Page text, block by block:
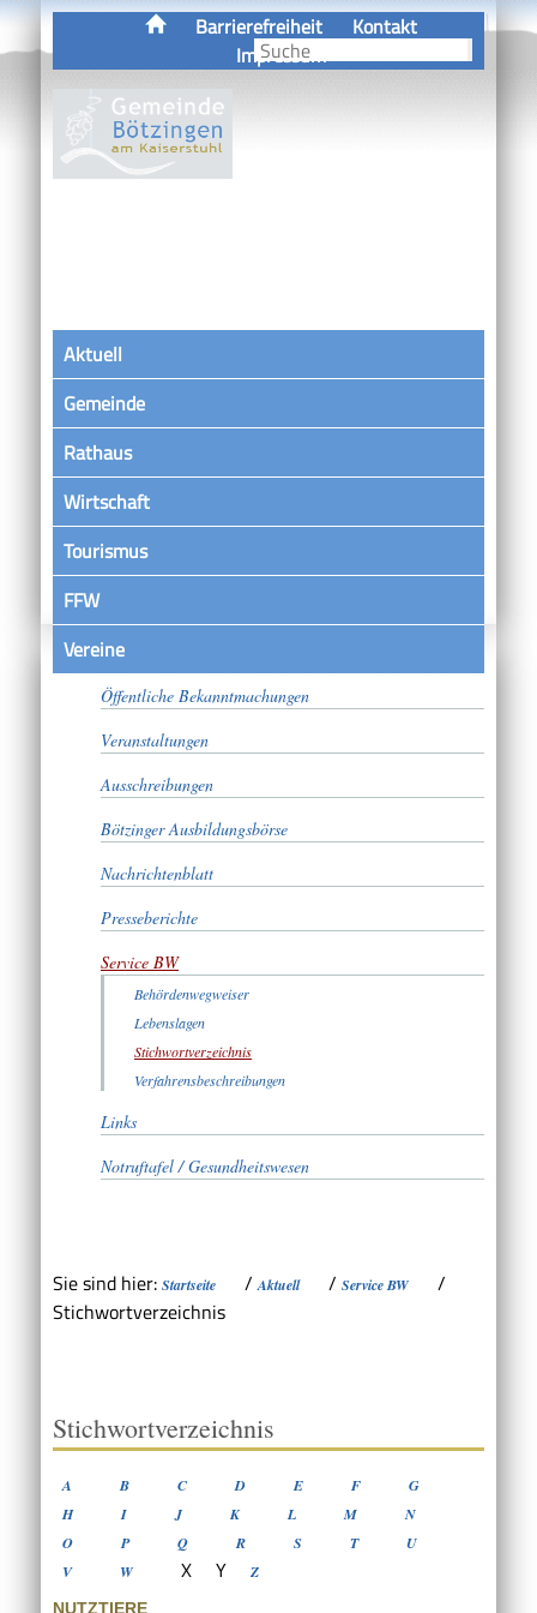
Barrierefreiheit
Kontakt
Impressum
Aktuell
Gemeinde
Rathaus
Wirtschaft
Tourismus
FFW
VereineSatzungen
Öffentliche Bekanntmachungen
Veranstaltungen
Ausschreibungen
Bötzinger Ausbildungsbörse
Nachrichtenblatt
Presseberichte
Service BW
Behördenwegweiser
Lebenslagen
Stichwortverzeichnis
Verfahrensbeschreibungen
Links
Notruftafel / Gesundheitswesen
Sie sind hier: Startseite /Aktuell / Service BW
/
Stichwortverzeichnis
Stichwortverzeichnis
A B C D E F
G
H
I J K L M
N
O
P Q R S T
U
V
W X Y Z
NUTZTIERE